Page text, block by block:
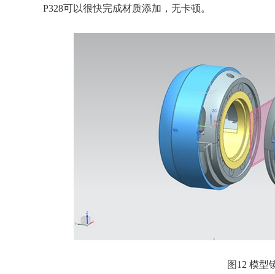
P328可以很快完成材质添加，无卡顿。
图12 模型